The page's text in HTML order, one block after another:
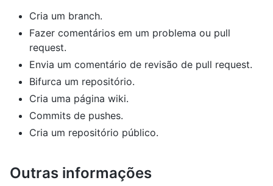
Cria um branch.
Fazer comentários em um problema ou pull
request.
Envia um comentário de revisão de pull request.
Bifurca um repositório.
Cria uma página wiki.
Commits de pushes.
Cria um repositório público.
Outras informações